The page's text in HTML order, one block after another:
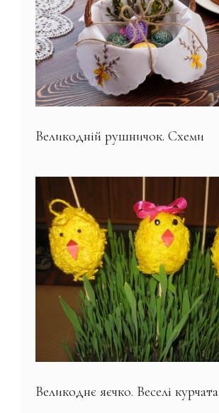
Великодній рушничок. Схеми
Великоднє яєчко. Веселі курчата